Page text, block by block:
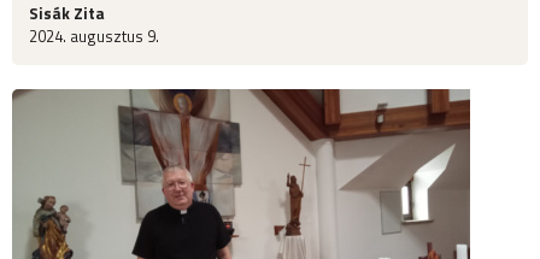
Sisák Zita
2024. augusztus 9.